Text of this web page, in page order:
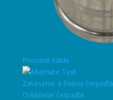
Ponorné káble
Zavesenie a fixácia čerpadla
Ovládanie čerpadla